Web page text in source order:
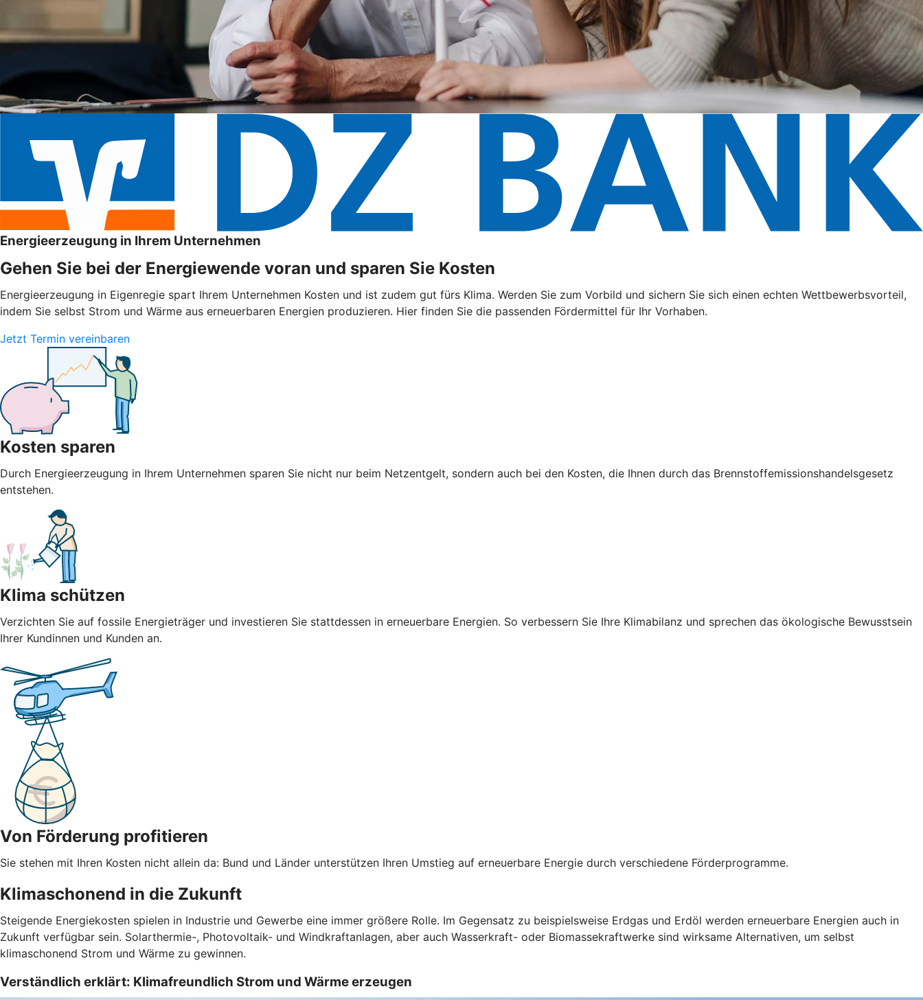
Energieerzeugung in Ihrem Unternehmen
Gehen Sie bei der Energiewende voran und sparen Sie Kosten
Energieerzeugung in Eigenregie spart Ihrem Unternehmen Kosten und ist zudem gut fürs Klima. Werden Sie zum Vorbild und sichern Sie sich einen echten Wettbewerbsvorteil,
indem Sie selbst Strom und Wärme aus erneuerbaren Energien produzieren. Hier finden Sie die passenden Fördermittel für Ihr Vorhaben.
Jetzt Termin vereinbaren
Kosten sparen
Durch Energieerzeugung in Ihrem Unternehmen sparen Sie nicht nur beim Netzentgelt, sondern auch bei den Kosten, die Ihnen durch das Brennstoffemissionshandelsgesetz
entstehen.
Klima schützen
Verzichten Sie auf fossile Energieträger und investieren Sie stattdessen in erneuerbare Energien. So verbessern Sie Ihre Klimabilanz und sprechen das ökologische Bewusstsein
Ihrer Kundinnen und Kunden an.
Von Förderung profitieren
Sie stehen mit Ihren Kosten nicht allein da: Bund und Länder unterstützen Ihren Umstieg auf erneuerbare Energie durch verschiedene Förderprogramme.
Klimaschonend in die Zukunft
Steigende Energiekosten spielen in Industrie und Gewerbe eine immer größere Rolle. Im Gegensatz zu beispielsweise Erdgas und Erdöl werden erneuerbare Energien auch in
Zukunft verfügbar sein. Solarthermie-, Photovoltaik- und Windkraftanlagen, aber auch Wasserkraft- oder Biomassekraftwerke sind wirksame Alternativen, um selbst
klimaschonend Strom und Wärme zu gewinnen.
Verständlich erklärt: Klimafreundlich Strom und Wärme erzeugen